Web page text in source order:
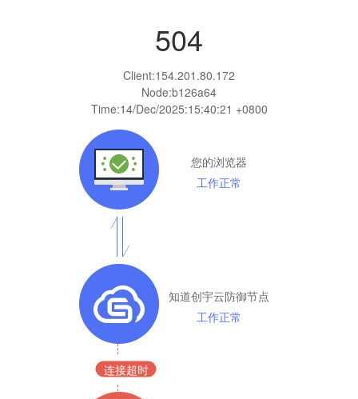
504
Client:154.201.80.172
Node:b126a64
Time:14/Dec/2025:15:40:21 +0800
您的浏览器
工作正常
知道创宇云防御节点
工作正常
连接超时